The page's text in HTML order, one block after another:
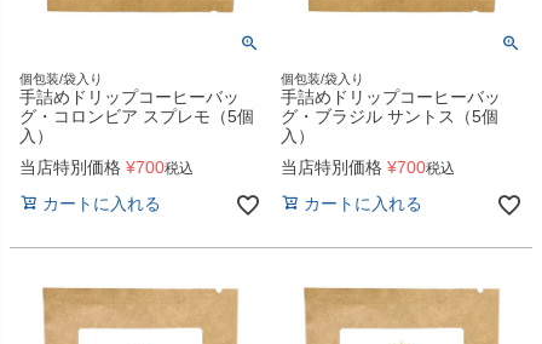
個包装/袋入り
手詰めドリップコーヒーバッ
グ・コロンビア スプレモ（5個
入）
当店特別価格 ¥700税込
カートに入れる
個包装/袋入り
手詰めドリップコーヒーバッ
グ・ブラジル サントス（5個
入）
当店特別価格 ¥700税込
カートに入れる